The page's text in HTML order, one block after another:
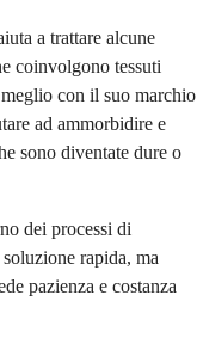
a trattare alcune
coinvolgono tessuti
con il suo marchio
ad ammorbidire e
sono diventate dure o
dei processi di
rapida, ma
pazienza e costanza